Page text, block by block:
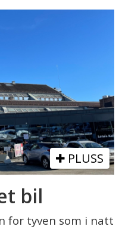
PLUSS
bil
for tyven som i natt